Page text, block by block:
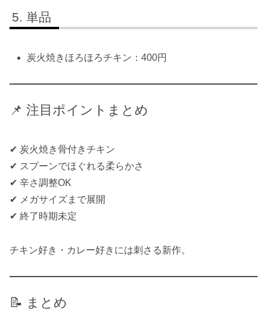
単品
炭火焼きほろほろチキン：400円
📌 注目ポイントまとめ
✔ 炭火焼き骨付きチキン
✔ スプーンでほぐれる柔らかさ
✔ 辛さ調整OK
✔ メガサイズまで展開
✔ 終了時期未定
チキン好き・カレー好きには刺さる新作。
📝 まとめ